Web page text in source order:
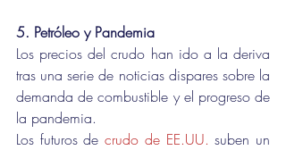
5. Petróleo y Pandemia
Los precios del crudo han ido a la deriva
tras una serie de noticias dispares sobre la
demanda de combustible y el progreso de
la pandemia.
Los futuros de crudo de EE.UU. suben un